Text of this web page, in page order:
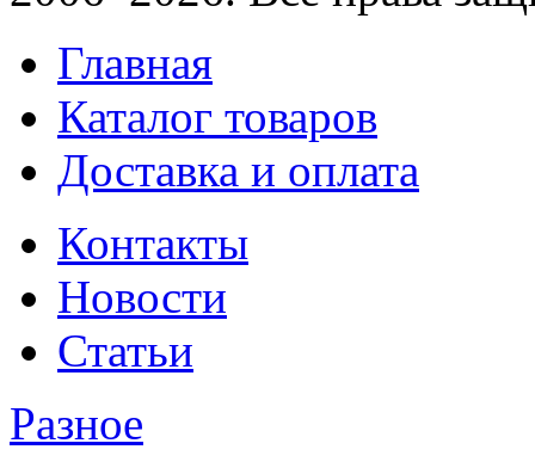
Главная
Каталог товаров
Доставка и оплата
Контакты
Новости
Статьи
Разное